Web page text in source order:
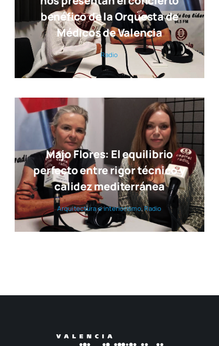
benéfico de la Orquesta de
Médicos de Valencia
Radio
Majo Flores: El equilibrio
perfecto entre rigor técnico y
calidez mediterránea
Arqui­tec­tu­ra e inte­rio­ris­mo,Radio